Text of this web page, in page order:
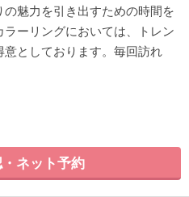
魅力を引き出すための時間を
ーリングにおいては、トレン
意としております。毎回訪れ
ネット予約